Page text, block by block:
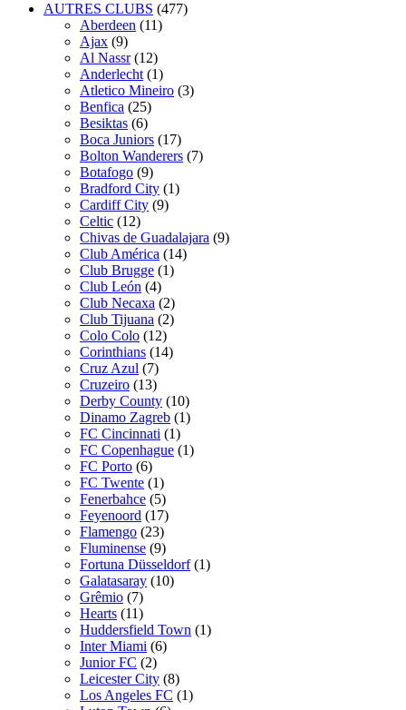
AUTRES CLUBS (477)
Aberdeen (11)
Ajax (9)
Al Nassr (12)
Anderlecht (1)
Atletico Mineiro (3)
Benfica (25)
Besiktas (6)
Boca Juniors (17)
Bolton Wanderers (7)
Botafogo (9)
Bradford City (1)
Cardiff City (9)
Celtic (12)
Chivas de Guadalajara (9)
Club América (14)
Club Brugge (1)
Club León (4)
Club Necaxa (2)
Club Tijuana (2)
Colo Colo (12)
Corinthians (14)
Cruz Azul (7)
Cruzeiro (13)
Derby County (10)
Dinamo Zagreb (1)
FC Cincinnati (1)
FC Copenhague (1)
FC Porto (6)
FC Twente (1)
Fenerbahce (5)
Feyenoord (17)
Flamengo (23)
Fluminense (9)
Fortuna Düsseldorf (1)
Galatasaray (10)
Grêmio (7)
Hearts (11)
Huddersfield Town (1)
Inter Miami (6)
Junior FC (2)
Leicester City (8)
Los Angeles FC (1)